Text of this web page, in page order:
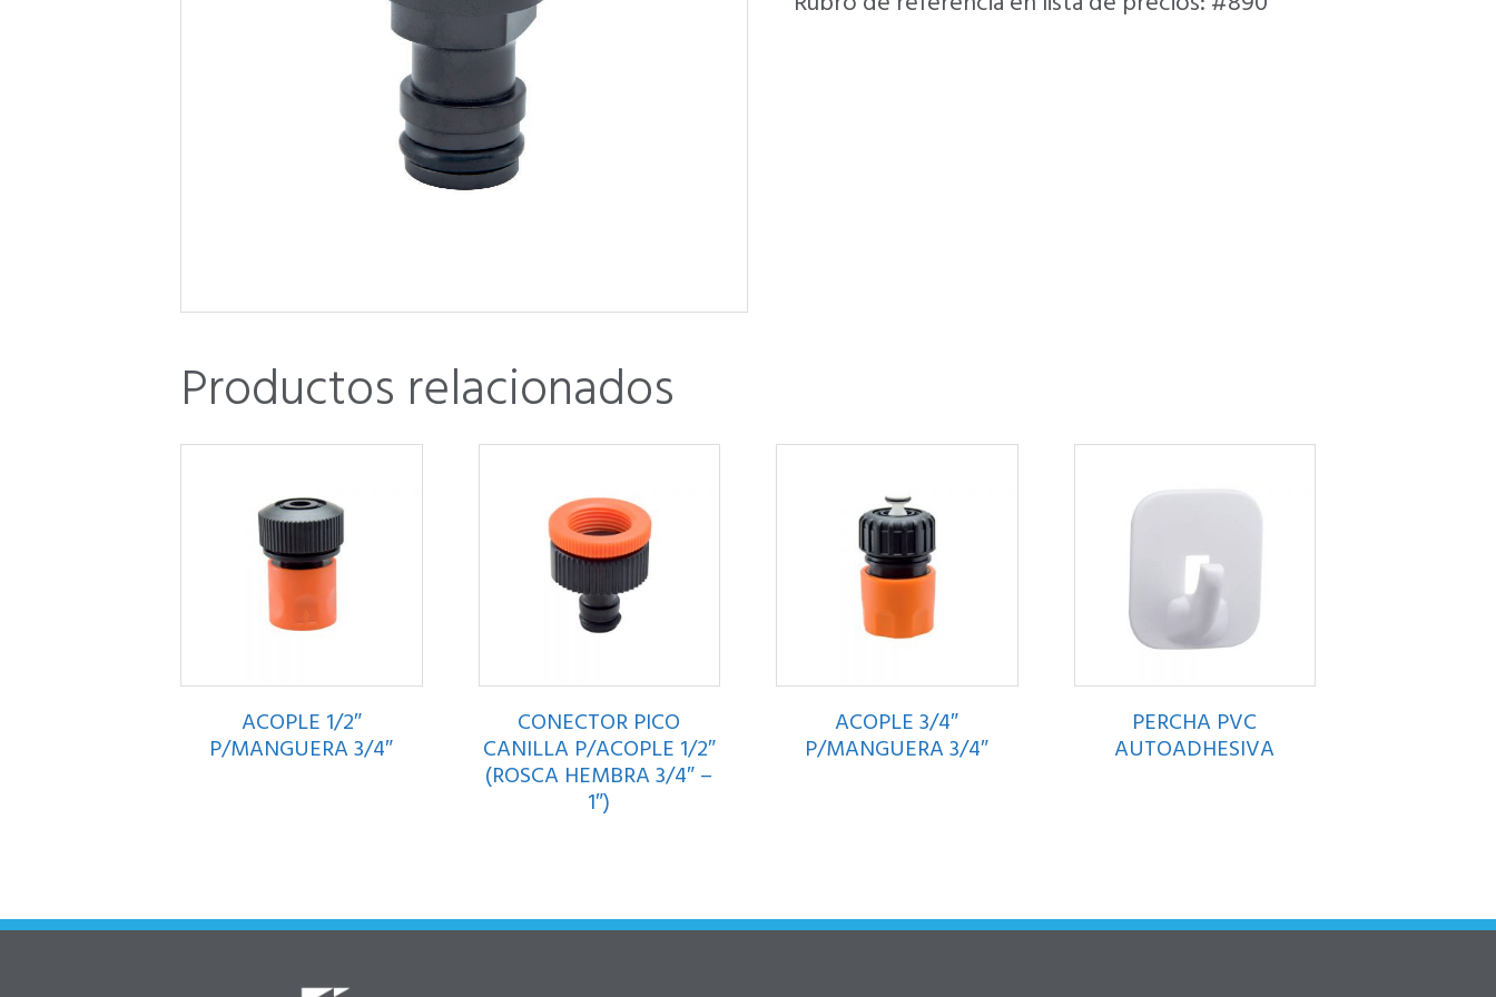
Productos relacionados
ACOPLE 1/2″
P/MANGUERA 3/4″
CONECTOR PICO
CANILLA P/ACOPLE 1/2″
(ROSCA HEMBRA 3/4″ –
1″)
ACOPLE 3/4″
P/MANGUERA 3/4″
PERCHA PVC
AUTOADHESIVA